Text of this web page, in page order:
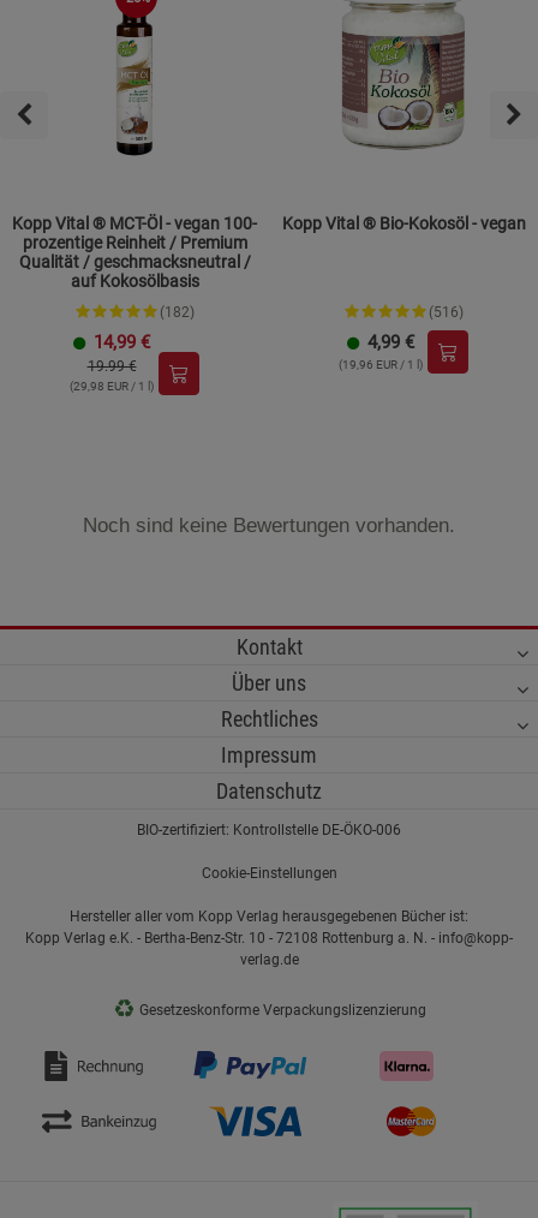
Kopp Vital ® MCT-Öl - vegan 100-
prozentige Reinheit / Premium
Qualität / geschmacksneutral /
auf Kokosölbasis
(182)
14,99 €
19.99 €
(29,98 EUR / 1 l)
Kopp Vital ® Bio-Kokosöl - vegan
(516)
4,99 €
(19,96 EUR / 1 l)
Noch sind keine Bewertungen vorhanden.
Kontakt
Über uns
Rechtliches
Impressum
Datenschutz
BIO-zertifiziert: Kontrollstelle DE-ÖKO-006
Cookie-Einstellungen
Hersteller aller vom Kopp Verlag herausgegebenen Bücher ist:
Kopp Verlag e.K. - Bertha-Benz-Str. 10 - 72108 Rottenburg a. N. - info@kopp-
verlag.de
♻ Gesetzeskonforme Verpackungslizenzierung